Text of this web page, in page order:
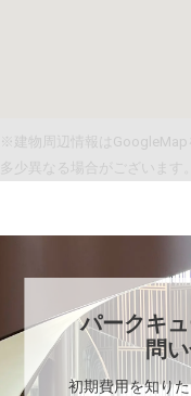
※建物周辺情報はGoogleMap
多少異なる場合がございます。
パークキ
問
初期費用を知り